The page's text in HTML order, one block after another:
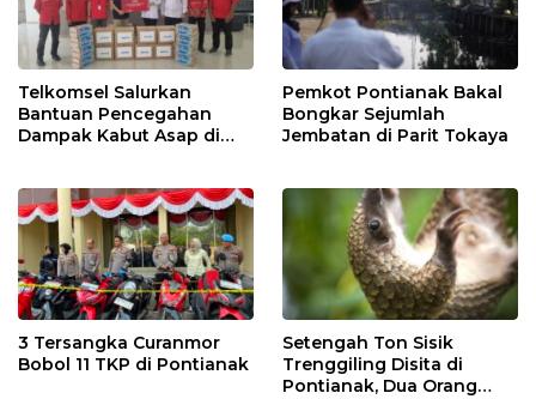
Telkomsel Salurkan
Bantuan Pencegahan
Dampak Kabut Asap di
Pemkot Pontianak Bakal
Bongkar Sejumlah
Jembatan di Parit Tokaya
3 Tersangka Curanmor
Bobol 11 TKP di Pontianak
Setengah Ton Sisik
Trenggiling Disita di
Pontianak, Dua Orang